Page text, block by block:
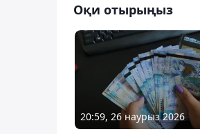
Оқи отырыңыз
20:59, 26 наурыз 2026